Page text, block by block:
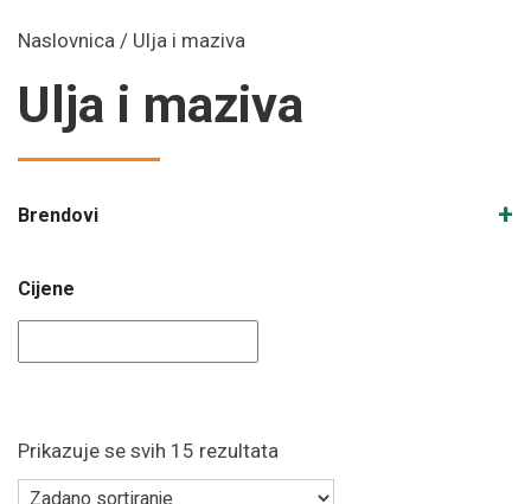
Naslovnica / Ulja i maziva
Ulja i maziva
Brendovi +
Cijene
Prikazuje se svih 15 rezultata